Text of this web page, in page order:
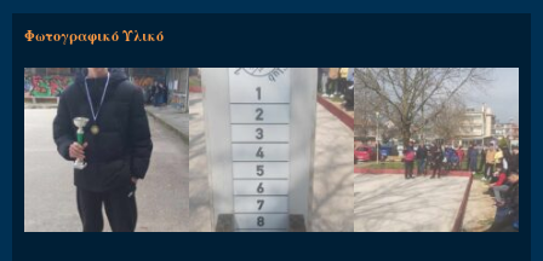
Φωτογραφικό Υλικό